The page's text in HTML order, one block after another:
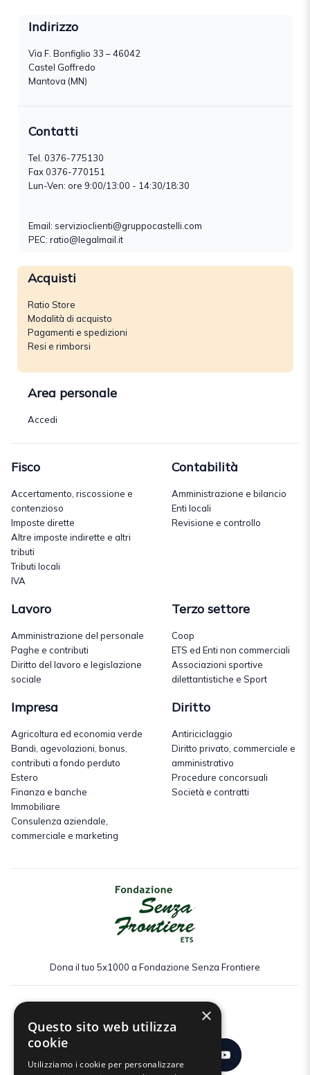
Indirizzo
Via F. Bonfiglio 33 – 46042
Castel Goffredo
Mantova (MN)
Contatti
Tel. 0376-775130
Fax 0376-770151
Lun-Ven: ore 9:00/13:00 - 14:30/18:30
Email: servizioclienti@gruppocastelli.com
PEC: ratio@legalmail.it
Acquisti
Ratio Store
Modalità di acquisto
Pagamenti e spedizioni
Resi e rimborsi
Area personale
Accedi
Fisco
Accertamento, riscossione e
contenzioso
Imposte dirette
Altre imposte indirette e altri
tributi
Tributi locali
IVA
Contabilità
Amministrazione e bilancio
Enti locali
Revisione e controllo
Lavoro
Amministrazione del personale
Paghe e contributi
Diritto del lavoro e legislazione
sociale
Terzo settore
Coop
ETS ed Enti non commerciali
Associazioni sportive
dilettantistiche e Sport
Impresa
Agricoltura ed economia verde
Bandi, agevolazioni, bonus,
contributi a fondo perduto
Estero
Finanza e banche
Immobiliare
Consulenza aziendale,
commerciale e marketing
Diritto
Antiriciclaggio
Diritto privato, commerciale e
amministrativo
Procedure concorsuali
Società e contratti
Dona il tuo 5x1000 a Fondazione Senza Frontiere
×
Questo sito web utilizza
cookie
Utilizziamo i cookie per personalizzare